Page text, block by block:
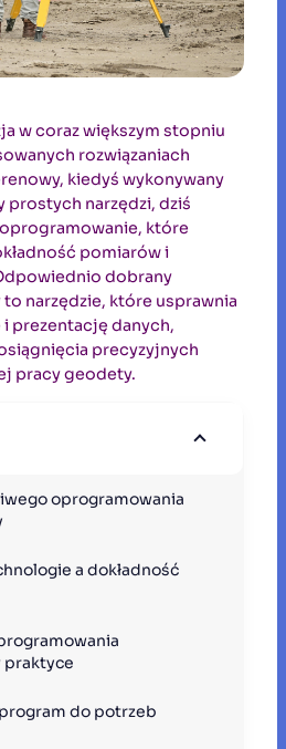
w coraz większym stopniu
rozwiązaniach
kiedyś wykonywany
prostych narzędzi, dziś
które
pomiarów i
dobrany
narzędzie, które usprawnia
prezentację danych,
precyzyjnych
pracy geodety.
oprogramowania
a dokładność
praktyce
do potrzeb